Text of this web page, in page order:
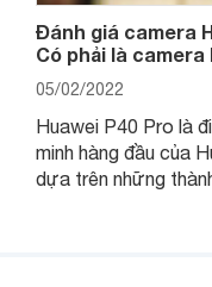
Đánh giá camera
Có phải là
05/02/2022
Huawei P40 Pro là
minh hàng đầu của
dựa trên những